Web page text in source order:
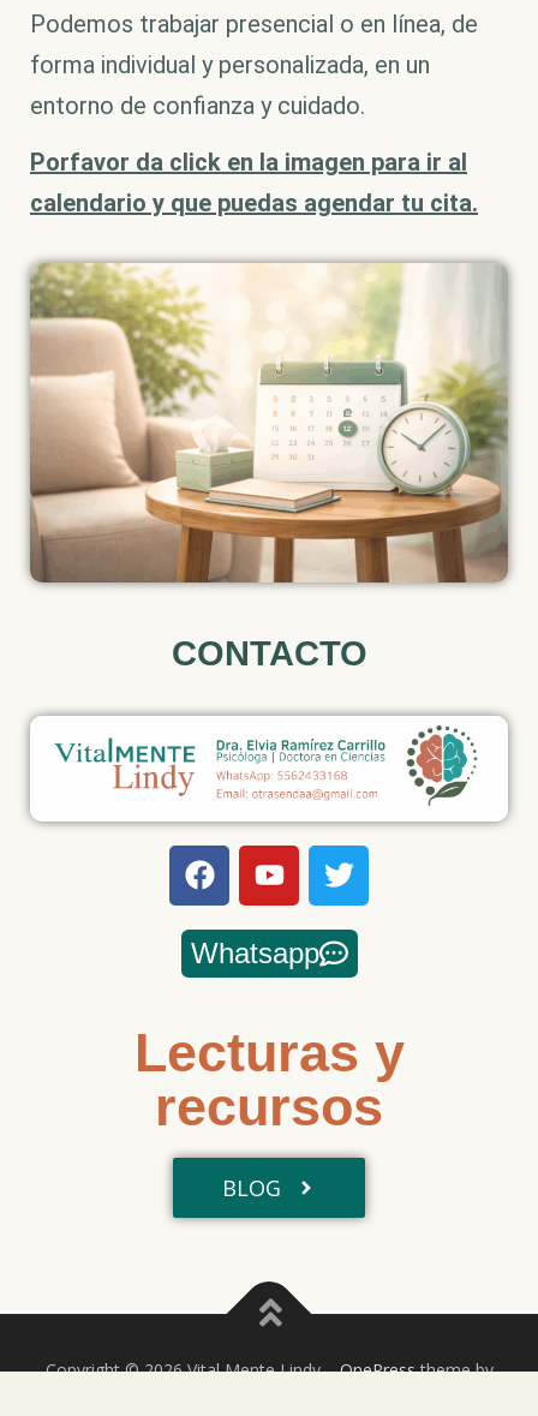
Podemos trabajar presencial o en línea, de
forma individual y personalizada, en un
entorno de confianza y cuidado.
Porfavor da click en la imagen para ir al
calendario y que puedas agendar tu cita.
CONTACTO
Whatsapp
Lecturas y
recursos
BLOG
Copyright © 2026 Vital Mente Lindy–OnePresstheme by